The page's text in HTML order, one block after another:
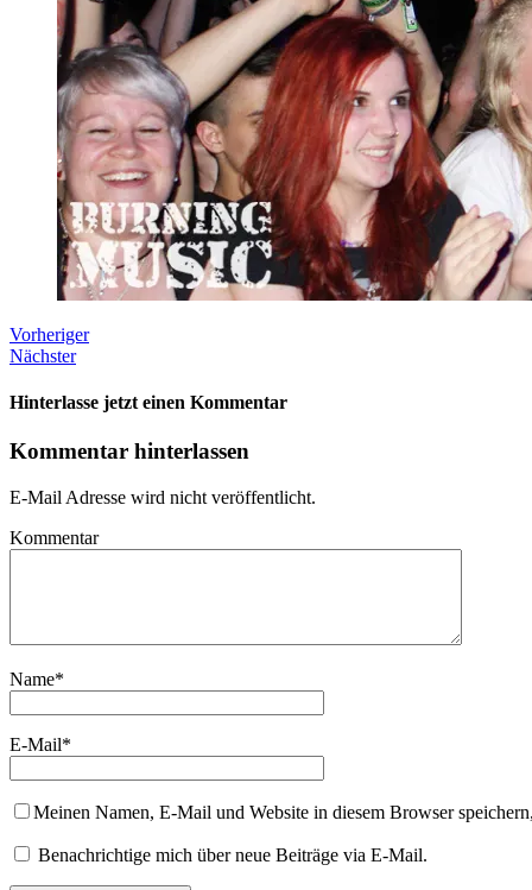
Vorheriger
Nächster
Hinterlasse jetzt einen Kommentar
Kommentar hinterlassen
E-Mail Adresse wird nicht veröffentlicht.
Kommentar
Name*
E-Mail*
Meinen Namen, E-Mail und Website in diesem Browser
Benachrichtige mich über neue Beiträge via E-Mail.